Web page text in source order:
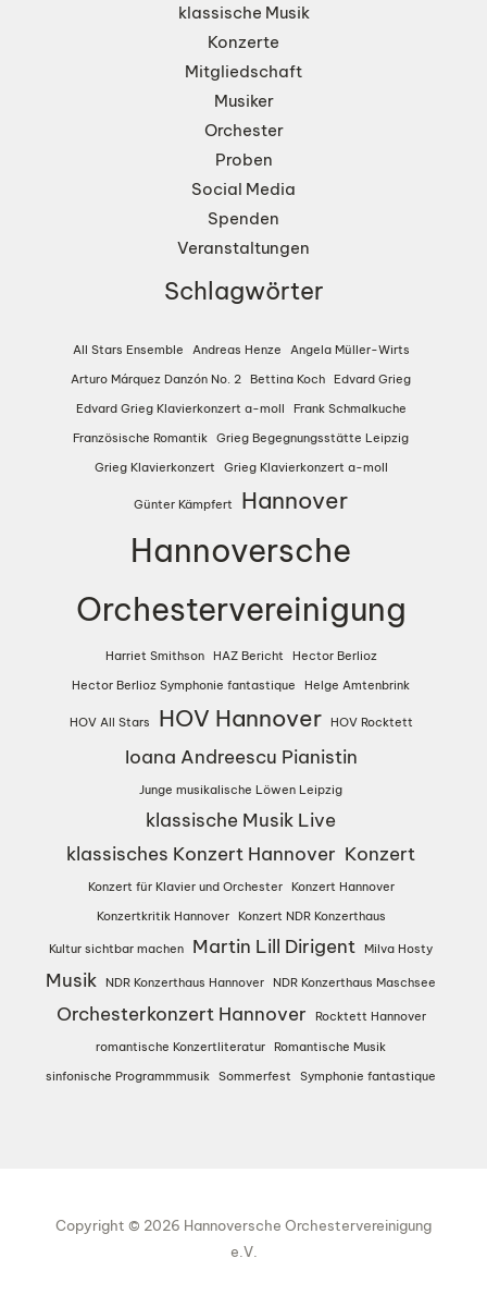
klassische Musik
Konzerte
Mitgliedschaft
Musiker
Orchester
Proben
Social Media
Spenden
Veranstaltungen
Schlagwörter
All Stars Ensemble Andreas Henze
Angela Müller-Wirts
Arturo Márquez Danzón No. 2 Bettina Koch Edvard Grieg
Edvard Grieg Klavierkonzert a-moll
Frank Schmalkuche
Französische Romantik Grieg Begegnungsstätte Leipzig
Grieg Klavierkonzert
Grieg Klavierkonzert a-moll
Günter Kämpfert Hannover
Hannoversche
Orchestervereinigung
Harriet Smithson HAZ Bericht
Hector Berlioz
Hector Berlioz Symphonie fantastique
Helge Amtenbrink
HOV All Stars HOV Hannover HOV Rocktett
Ioana Andreescu Pianistin
Junge musikalische Löwen Leipzig
klassische Musik Live
klassisches Konzert Hannover Konzert
Konzert für Klavier und Orchester
Konzert Hannover
Konzertkritik Hannover
Konzert NDR Konzerthaus
Kultur sichtbar machen Martin Lill Dirigent Milva Hosty
Musik NDR Konzerthaus Hannover NDR Konzerthaus Maschsee
Orchesterkonzert Hannover
Rocktett Hannover
romantische Konzertliteratur Romantische Musik
sinfonische Programmmusik Sommerfest Symphonie fantastique
Copyright © 2026 Hannoversche Orchestervereinigung
e.V.